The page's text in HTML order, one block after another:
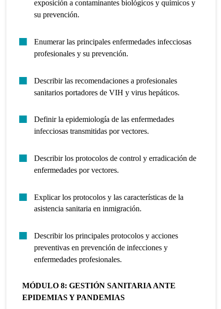
exposición a contaminantes biológicos y químicos y
su prevención.
Enumerar las principales enfermedades infecciosas
profesionales y su prevención.
Describir las recomendaciones a profesionales
sanitarios portadores de VIH y virus hepáticos.
Definir la epidemiología de las enfermedades
infecciosas transmitidas por vectores.
Describir los protocolos de control y erradicación de
enfermedades por vectores.
Explicar los protocolos y las características de la
asistencia sanitaria en inmigración.
Describir los principales protocolos y acciones
preventivas en prevención de infecciones y
enfermedades profesionales.
MÓDULO 8: GESTIÓN SANITARIA ANTE
EPIDEMIAS Y PANDEMIAS